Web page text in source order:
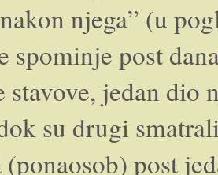
njega” (u
spominje post
stavove, jedan dio
su drugi
post